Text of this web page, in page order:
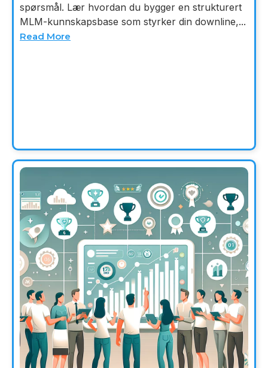
spørsmål. Lær hvordan du bygger en strukturert
MLM-kunnskapsbase som styrker din downline,...
Read More